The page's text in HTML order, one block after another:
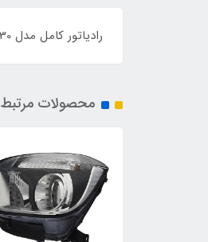
رادیاتور کامل مدل 1301100U1630 مناسب برای خودروهای جک
محصولات مرتبط